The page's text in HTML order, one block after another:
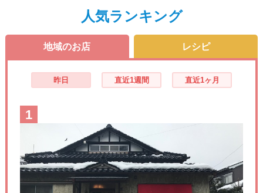
人気ランキング
地域のお店 レシピ
昨日 直近1週間 直近1ヶ月
1